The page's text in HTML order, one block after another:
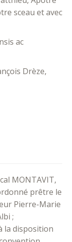
sceau et avec
ac
Drèze,
MONTAVIT,
prêtre le
Pierre-Marie
;
la disposition